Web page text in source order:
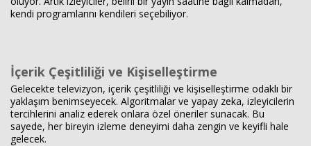
kendi programlarını kendileri seçebiliyor.
İçerik Çeşitliliği ve Kişiselleştirme
Gelecekte televizyon, içerik çeşitliliği ve kişiselleştirme odaklı bir
yaklaşım benimseyecek. Algoritmalar ve yapay zeka, izleyicilerin
tercihlerini analiz ederek onlara özel öneriler sunacak. Bu
sayede, her bireyin izleme deneyimi daha zengin ve keyifli hale
gelecek.